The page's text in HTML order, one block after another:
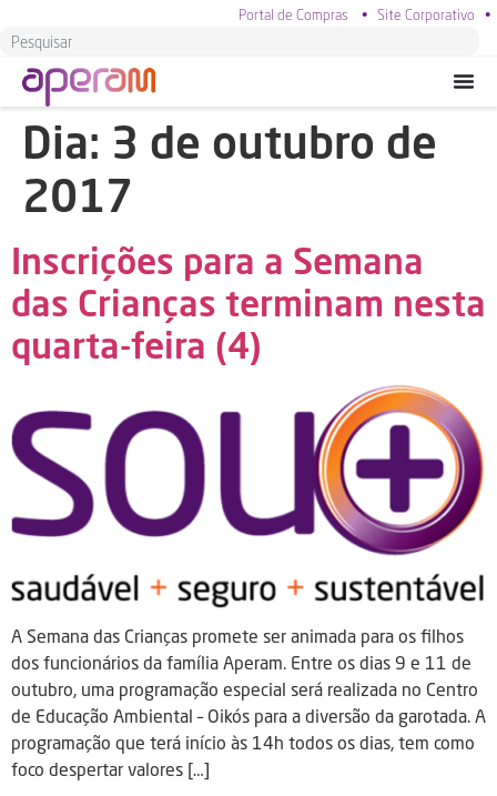
Portal de Compras • Site Corporativo •
Dia: 3 de outubro de
2017
Inscrições para a Semana
das Crianças terminam nesta
quarta-feira (4)
A Semana das Crianças promete ser animada para os filhos
dos funcionários da família Aperam. Entre os dias 9 e 11 de
outubro, uma programação especial será realizada no Centro
de Educação Ambiental – Oikós para a diversão da garotada. A
programação que terá início às 14h todos os dias, tem como
foco despertar valores […]